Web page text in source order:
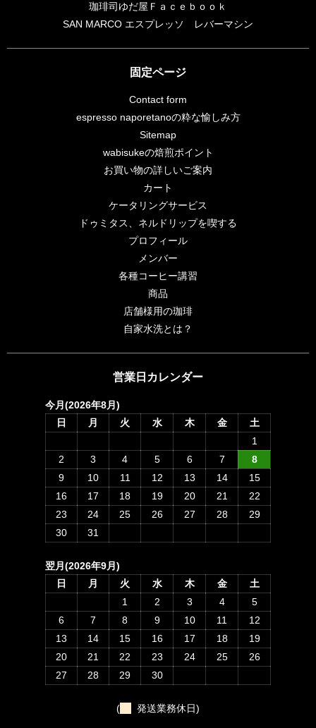
珈琲司ゆだ屋Ｆａｃｅｂｏｏｋ
SAN MARCO エスプレッソ レバーマシン
固定ページ
Contact form
espresso naporetanoの粋な愉しみ方
Sitemap
wabisukeの焙煎ポイント
お買い物の詳しいご案内
カート
ケータリングサービス
ドゥミタス、ネルドリップを喫する
プロフィール
メンバー
各種コーヒー講習
商品
店舗様用の珈琲
自家水洗とは？
営業日カレンダー
今月(2026年8月)
日
月 火 水 木 金
土
1
2
3 4 5 6 7
8
9
10 11 12 13 14
15
16
17 18 19 20 21
22
23
24 25 26 27 28
29
30
31
翌月(2026年9月)
日
月 火 水 木 金
土
1
2 3 4
5
6
7 8 9 10 11
12
13
14 15 16 17 18
19
20
21 22 23 24 25
26
27
28 29 30
( 発送業務休日)